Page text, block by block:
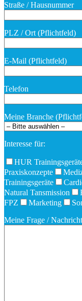
Straße / Hausnummer
PLZ / Ort (Pflichtfeld)
E-Mail (Pflichtfeld)
Telefon
Meine Branche
Interesse für:
HUR
Praxiskonzepte
Trainingsgeräte
Natural Tansmission
FPZ
Marketing
Meine Frage / Nachricht